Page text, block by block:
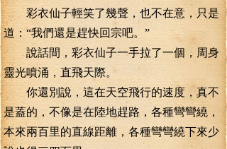
彩衣仙子輕笑了幾聲，也不在意，只是
道：“我們還是趕快回宗吧。”
說話間，彩衣仙子一手拉了一個，周身
靈光噴涌，直飛天際。
你還別說，這在天空飛行的速度，真不
是蓋的，不像是在陸地趕路，各種彎彎繞，
本來兩百里的直線距離，各種彎彎繞下來少